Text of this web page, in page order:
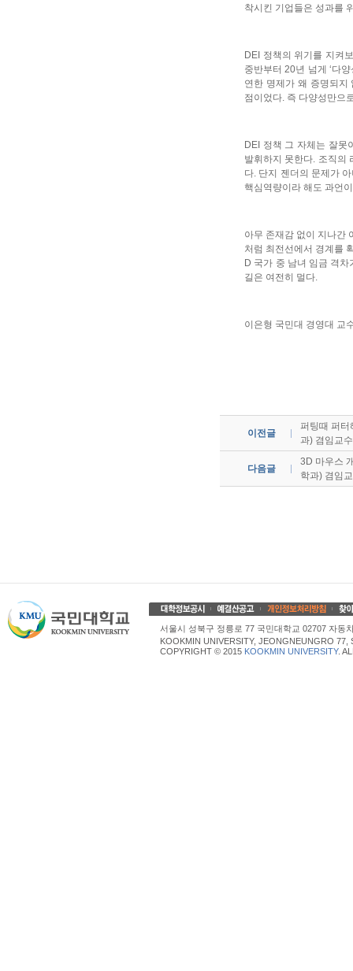
착시킨 기업들은 성과를
DEI 정책의 위기를 지켜
중반부터 20년 넘게 ‘다
연한 명제가 왜 증명되지
점이었다. 즉 다양성만으
DEI 정책 그 자체는 잘못
발휘하지 못한다. 조직의
다. 단지 젠더의 문제가
핵심역량이라 해도 과언
아무 존재감 없이 지나간
처럼 최전선에서 경계를
D 국가 중 남녀 임금 격
길은 여전히 멀다.
이은형 국민대 경영대 교
이전글
퍼팅때 퍼터
과) 겸임교수
다음글
3D 마우스
학과) 겸임
서울시 성북구 정릉로 77 국민대학교 02707 자동
KOOKMIN UNIVERSITY, JEONGNEUNGRO
COPYRIGHT © 2015 KOOKMIN UNIVERSITY.